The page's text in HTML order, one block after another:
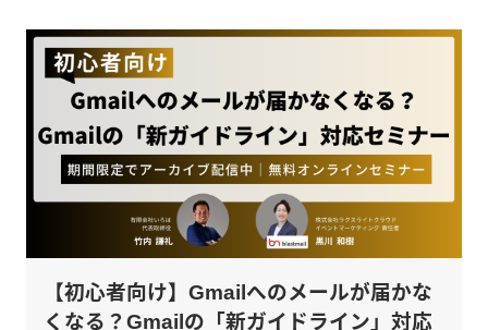
【初心者向け】Gmailへのメールが届かな
くなる？Gmailの「新ガイドライン」対応